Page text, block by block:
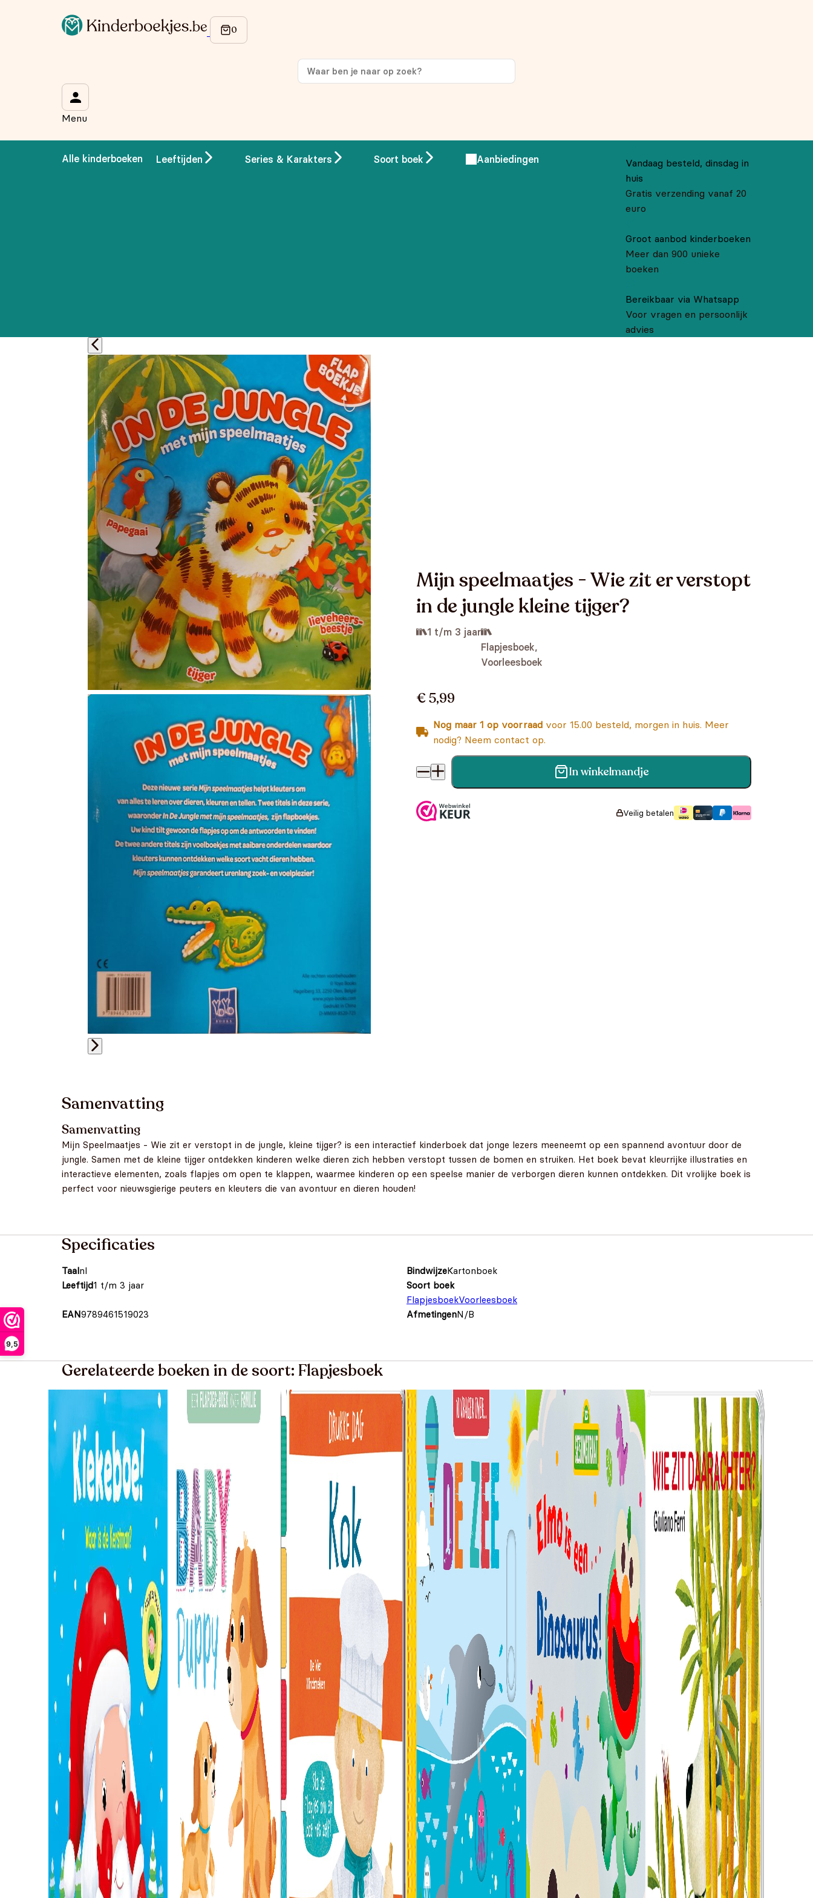
9,5
Menu
Alle kinderboeken Leeftijden Series & Karakters Soort boek Aanbiedingen
Vandaag besteld, dinsdag in
huis
Gratis verzending vanaf 20
euro
Groot aanbod kinderboeken
Meer dan 900 unieke
boeken
Bereikbaar via Whatsapp
Voor vragen en persoonlijk
advies
Mijn speelmaatjes - Wie zit er verstopt
in de jungle kleine tijger?
1 t/m 3 jaar
Flapjesboek,
Voorleesboek
€ 5,99
Nog maar 1 op voorraad voor 15.00 besteld, morgen in huis. Meer
nodig? Neem contact op.
Mijn speelmaatjes - Wie zit er verstopt in de jungle kleine tijger? aantal
In winkelmandje
Veilig betalen
Samenvatting
Samenvatting
Mijn Speelmaatjes - Wie zit er verstopt in de jungle, kleine tijger? is een interactief kinderboek dat jonge lezers meeneemt op een spannend avontuur door de
jungle. Samen met de kleine tijger ontdekken kinderen welke dieren zich hebben verstopt tussen de bomen en struiken. Het boek bevat kleurrijke illustraties en
interactieve elementen, zoals flapjes om open te klappen, waarmee kinderen op een speelse manier de verborgen dieren kunnen ontdekken. Dit vrolijke boek is
perfect voor nieuwsgierige peuters en kleuters die van avontuur en dieren houden!
Specificaties
Taalnl BindwijzeKartonboek
Leeftijd1 t/m 3 jaar
Soort boek
FlapjesboekVoorleesboek
EAN9789461519023 AfmetingenN/B
Gerelateerde boeken in de soort: Flapjesboek
Op de hoogte blijven van onze acties?
op je eerste aankoop!
Wat is je voornaam?